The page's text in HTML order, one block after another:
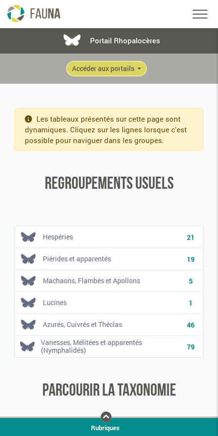
Portail Rhopalocères
Accéder aux portails
Les tableaux présentés sur cette page sont
dynamiques. Cliquez sur les lignes lorsque c'est
possible pour naviguer dans les groupes.
Regroupements usuels
Hespéries 21
Piérides et apparentés 19
Machaons, Flambés et Apollons 5
Lucines 1
Azurés, Cuivrés et Théclas
46
Vanesses, Mélitées et apparentés
(Nymphalidés)
79
Parcourir la taxonomie
Rubriques